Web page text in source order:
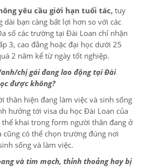
yêu cầu giới hạn tuổi tác, tuy
dài bạn càng bất lợi hơn so với các
số các trường tại Đài Loan chỉ nhận
3, cao đẳng hoặc đại học dưới 25
2 năm kể từ ngày tốt nghiệp.
anh/chị gái đang lao động tại Đài
được không?
thân hiện đang làm việc và sinh sống
hưởng tới visa du học Đài Loan của
thể khai trong form người thân đang ở
cũng có thể chọn trường đúng nơi
sống và làm việc.
và tim mạch, thỉnh thoảng hay bị